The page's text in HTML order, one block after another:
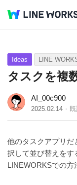
Q&A Tips
Ideas LINE
タスクを複
AI_00c900
2025.02.14
他のタスクアプリだ
択して並び替えをす
LINEWORKSでの方